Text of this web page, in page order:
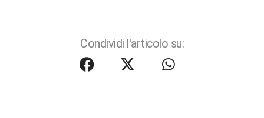
Condividi l'articolo su: